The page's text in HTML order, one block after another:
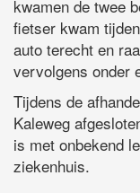
kwamen de twee
fietser kwam
auto terecht en
vervolgens onder
Tijdens de
Kaleweg
is met onbekend
ziekenhuis.